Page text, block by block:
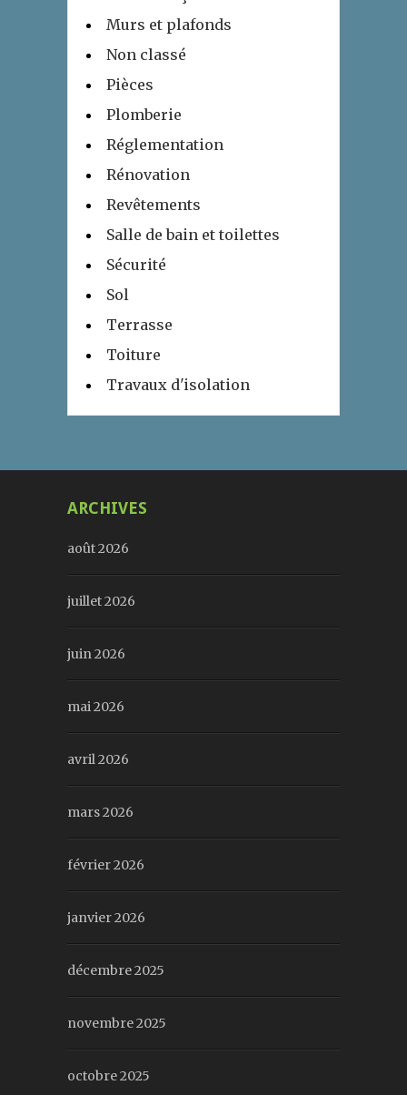
Murs et plafonds
Non classé
Pièces
Plomberie
Réglementation
Rénovation
Revêtements
Salle de bain et toilettes
Sécurité
Sol
Terrasse
Toiture
Travaux d'isolation
ARCHIVES
août 2026
juillet 2026
juin 2026
mai 2026
avril 2026
mars 2026
février 2026
janvier 2026
décembre 2025
novembre 2025
octobre 2025